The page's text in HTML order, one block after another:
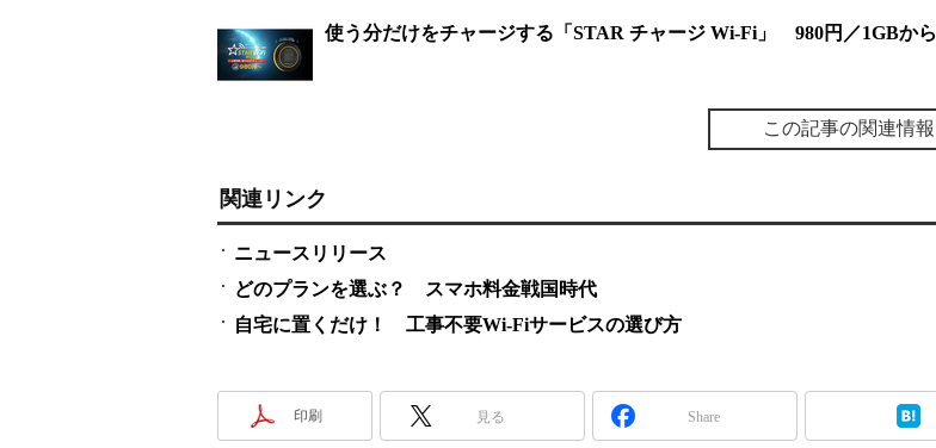
使う分だけをチャージする「STAR チャージ Wi-Fi」 980円／1GBから
この記事の関連情報
関連リンク
ニュースリリース
どのプランを選ぶ？ スマホ料金戦国時代
自宅に置くだけ！ 工事不要Wi-Fiサービスの選び方
印刷 見る Share